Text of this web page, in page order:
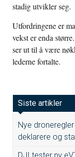
stadig utvikler seg.
Utfordringene er
vekst er enda
ser ut til å være
lederne fortalte.
Siste artikler
Nye
deklarere og